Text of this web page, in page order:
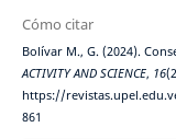
Cómo citar
Bolívar M., G. (2024).
ACTIVITY AND SCIENCE, 16
https://
861